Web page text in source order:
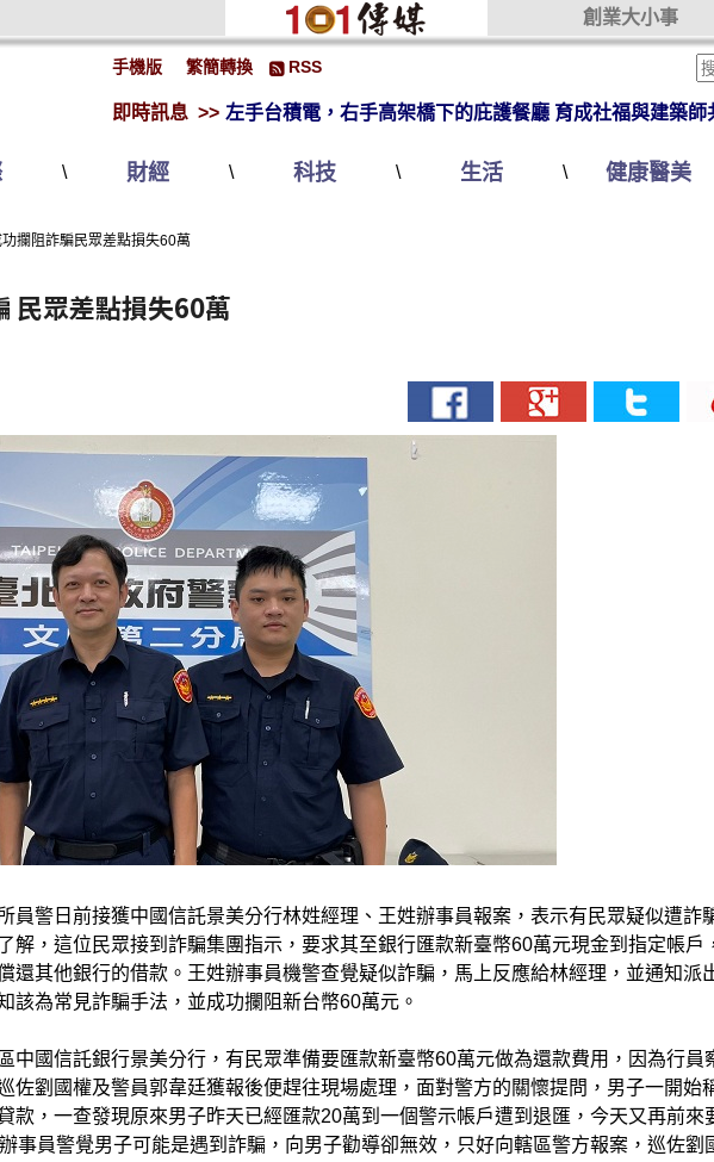
創業大小事
手機版 繁簡轉換 RSS
即時訊息 >> 左手台積電，右手高架橋下的庇護餐廳 育成社福與建築
\ 財經 \ 科技 \ 生活 \ 健康醫美
攔阻詐騙民眾差點損失60萬
民眾差點損失60萬
員警日前接獲中國信託景美分行林姓經理、王姓辦事員報案，表示有民眾疑似遭詐
解，這位民眾接到詐騙集團指示，要求其至銀行匯款新臺幣60萬元現金到指定帳戶
還其他銀行的借款。王姓辦事員機警查覺疑似詐騙，馬上反應給林經理，並通知派
該為常見詐騙手法，並成功攔阻新台幣60萬元。
中國信託銀行景美分行，有民眾準備要匯款新臺幣60萬元做為還款費用，因為行員
佐劉國權及警員郭韋廷獲報後便趕往現場處理，面對警方的關懷提問，男子一開始
款，一查發現原來男子昨天已經匯款20萬到一個警示帳戶遭到退匯，今天又再前來
事員警覺男子可能是遇到詐騙，向男子勸導卻無效，只好向轄區警方報案，巡佐劉